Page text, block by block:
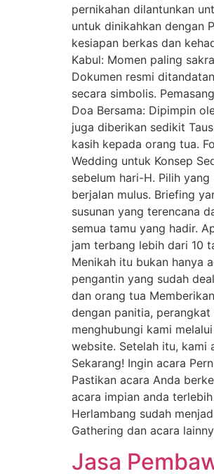
pernikahan dilantunkan
untuk dinikahkan dengan
kesiapan berkas dan
Kabul: Momen paling
Dokumen resmi
secara simbolis.
Doa Bersama: Dipimpin
juga diberikan sedikit
kasih kepada orang tua.
Wedding untuk Konsep
sebelum hari-H. Pilih
berjalan mulus. Briefing
susunan yang terencana
semua tamu yang hadir.
jam terbang lebih dari 10
Menikah itu bukan hanya
pengantin yang sudah
dan orang tua
dengan panitia,
menghubungi kami
website. Setelah itu, kami
Sekarang! Ingin acara
Pastikan acara Anda
acara impian anda
Herlambang sudah
Gathering dan acara
Jasa